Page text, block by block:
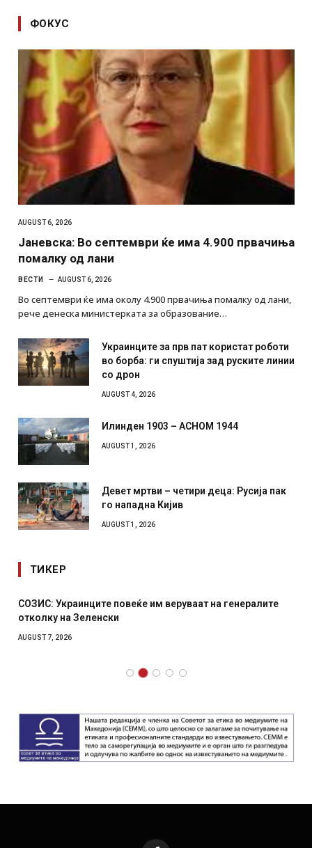
ФОКУС
AUGUST 6, 2026
Јаневска: Во септември ќе има 4.900 првачиња
помалку од лани
ВЕСТИ AUGUST 6, 2026
Во септември ќе има околу 4.900 првачиња помалку од лани,
рече денеска министерката за образование…
Украинците за прв пат користат роботи
во борба: ги спуштија зад руските линии
со дрон
AUGUST 4, 2026
Илинден 1903 – АСНОМ 1944
AUGUST 1, 2026
Девет мртви – четири деца: Русија пак
го нападна Кијив
AUGUST 1, 2026
ТИКЕР
СОЗИС: Украинците повеќе им веруваат на генералите
отколку на Зеленски
AUGUST 7, 2026